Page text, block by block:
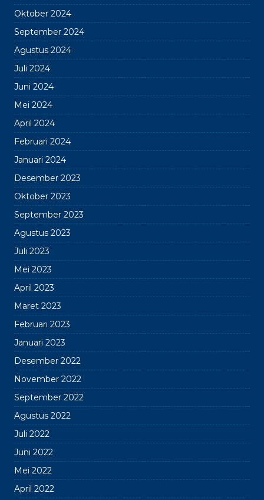
Oktober 2024
September 2024
Agustus 2024
Juli 2024
Juni 2024
Mei 2024
April 2024
Februari 2024
Januari 2024
Desember 2023
Oktober 2023
September 2023
Agustus 2023
Juli 2023
Mei 2023
April 2023
Maret 2023
Februari 2023
Januari 2023
Desember 2022
November 2022
September 2022
Agustus 2022
Juli 2022
Juni 2022
Mei 2022
April 2022